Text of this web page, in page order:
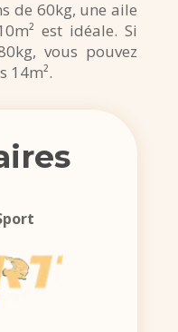
de 60kg, une aile
est idéale. Si
vous pouvez
14m².